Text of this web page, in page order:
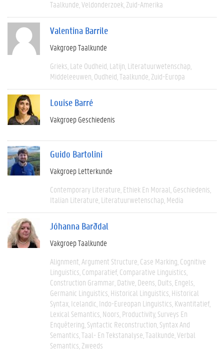
Taalkunde Veldonderzoek Zuid-Amerika
Valentina Barrile
Vakgroep Taalkunde
Grieks Late Oudheid Latijn Literatuurwetenschap
Middeleeuwen Oudheid Taalkunde Zuid-Europa
Louise Barré
Vakgroep Geschiedenis
Guido Bartolini
Vakgroep Letterkunde
Contemporary Literature Ethiek En Moraal Geschiedenis
Italian Literature Literatuurwetenschap Media
Jóhanna Barðdal
Vakgroep Taalkunde
Alignment Argument Structure Case Marking Cognitive
Linguistics Comparatief Comparative Linguistics
Construction Grammar Dative Deens Duits Engels
Germanic Linguistics Historical Linguistics Historical
Syntax Icelandic Indo-Eureopan Linguistics Kwantitatief
Lexical Semantics Noors Productivity Surveys En
Enquêtering Syntactic Reconstruction Syntax And
Semantics Taal- En Tekstanalyse Taalkunde Verbal
Semantics Zweeds